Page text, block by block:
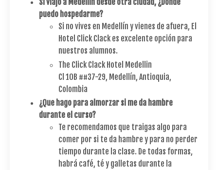
Si viajo a Medellín desde otra ciudad, ¿Dónde
puedo hospedarme?
Si no vives en Medellín y vienes de afuera, El
Hotel Click Clack es excelente opción para
nuestros alumnos.
The Click Clack Hotel Medellin
Cl 10B ##37-29, Medellín, Antioquia,
Colombia
¿Que hago para almorzar si me da hambre
durante el curso?
Te recomendamos que traigas algo para
comer por si te da hambre y para no perder
tiempo durante la clase. De todas formas,
habrá café, té y galletas durante la